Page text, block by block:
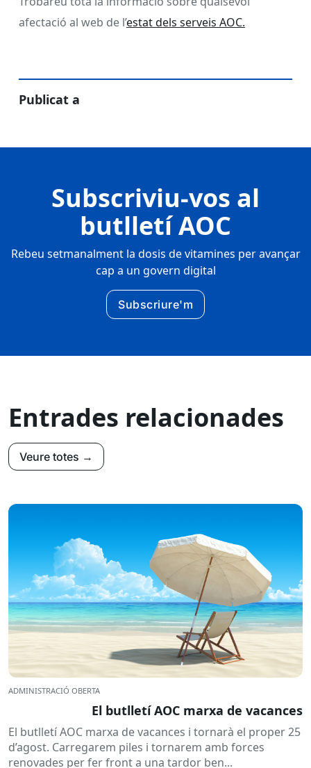
afectació al web de l’estat dels serveis AOC.
Publicat a
Subscriviu-vos al
butlletí AOC
Rebeu setmanalment la dosis de vitamines per avançar
cap a un govern digital
Subscriure'm
Entrades relacionades
Veure totes →
ADMINISTRACIÓ OBERTA
El butlletí AOC marxa de vacances
El butlletí AOC marxa de vacances i tornarà el proper 25
d’agost. Carregarem piles i tornarem amb forces
renovades per fer front a una tardor ben...